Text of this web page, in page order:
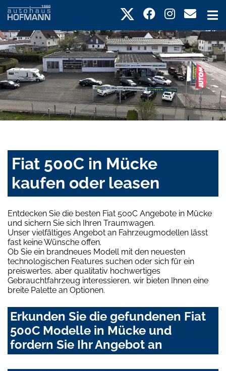
Fiat 500C in Mücke
kaufen oder leasen
Entdecken Sie die besten Fiat 500C Angebote in Mücke
und sichern Sie sich Ihren Traumwagen.
Unser vielfältiges Angebot an Fahrzeugmodellen lässt
fast keine Wünsche offen.
Ob Sie ein brandneues Modell mit den neuesten
technologischen Features suchen oder sich für ein
preiswertes, aber qualitativ hochwertiges
Gebrauchtfahrzeug interessieren, wir bieten Ihnen eine
breite Palette an Optionen.
Erkunden Sie die gefundenen Fiat
500C Modelle in Mücke und
fordern Sie Ihr Angebot an